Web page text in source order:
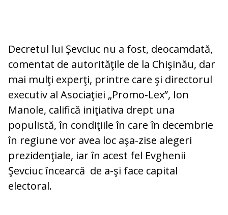
Decretul lui Şevciuc nu a fost, deocamdată,
comentat de autorităţile de la Chişinău, dar
mai mulţi experţi, printre care şi directorul
executiv al Asociaţiei „Promo-Lex”, Ion
Manole, califică iniţiativa drept una
populistă, în condiţiile în care în decembrie
în regiune vor avea loc aşa-zise alegeri
prezidenţiale, iar în acest fel Evghenii
Şevciuc încearcă de a-şi face capital
electoral.